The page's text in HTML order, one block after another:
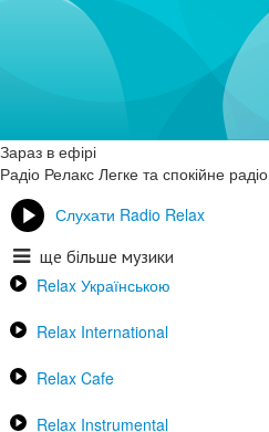
Зараз в ефірі
Радіо Релакс Легке та спокійне радіо
Слухати Radio Relax
ще більше музики
Relax Українською
Relax International
Relax Cafe
Relax Instrumental